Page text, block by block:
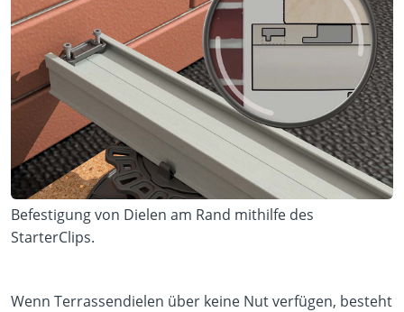
Befestigung von Dielen am Rand mithilfe des
StarterClips.
Wenn Terrassendielen über keine Nut verfügen, besteht